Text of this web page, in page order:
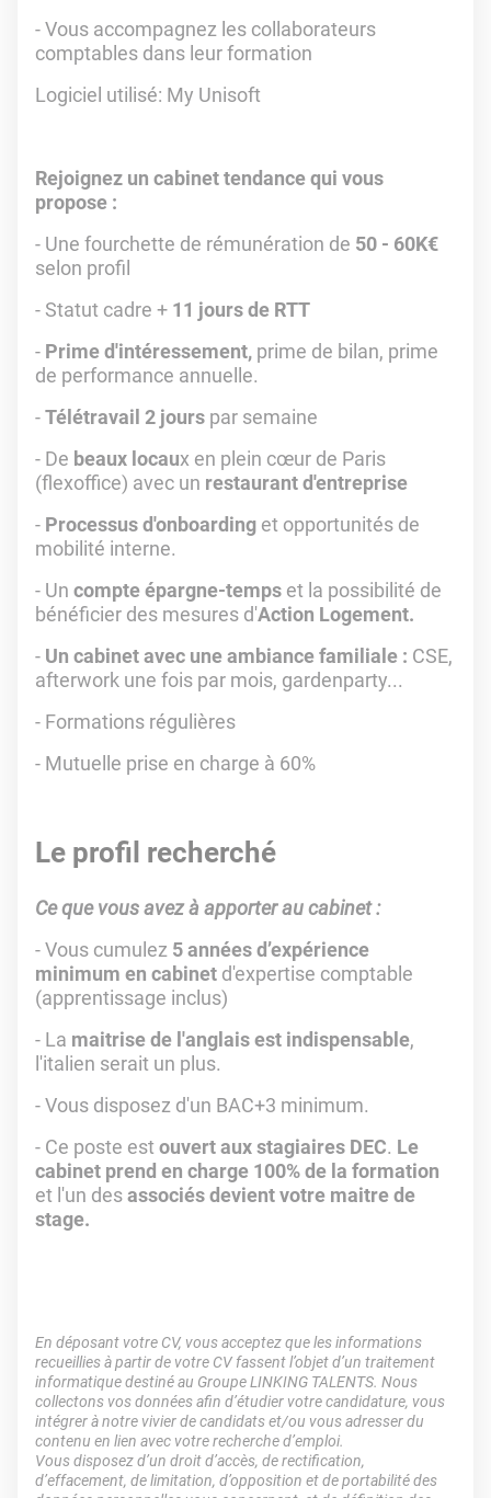
- Vous accompagnez les collaborateurs
comptables dans leur formation
Logiciel utilisé: My Unisoft
Rejoignez un cabinet tendance qui vous
propose :
- Une fourchette de rémunération de 50 - 60K€
selon profil
- Statut cadre + 11 jours de RTT
- Prime d'intéressement, prime de bilan, prime
de performance annuelle.
-Télétravail 2 jours par semaine
- De beaux locaux en plein cœur de Paris
(flexoffice) avec un restaurant d'entreprise
- Processus d'onboarding et opportunités de
mobilité interne.
- Un compte épargne-temps et la possibilité de
bénéficier des mesures d'Action Logement.
- Un cabinet avec une ambiance familiale : CSE,
afterwork une fois par mois, gardenparty...
- Formations régulières
- Mutuelle prise en charge à 60%
Le profil recherché
Ce que vous avez à apporter au cabinet :
- Vous cumulez 5 années d’expérience
minimum en cabinet d'expertise comptable
(apprentissage inclus)
- La maitrise de l'anglais est indispensable,
l'italien serait un plus.
- Vous disposez d'un BAC+3 minimum.
- Ce poste est ouvert aux stagiaires DEC. Le
cabinet prend en charge 100% de la formation
et l'un desassociés devient votre maitre de
stage.
En déposant votre CV, vous acceptez que les informations
recueillies à partir de votre CV fassent l’objet d’un traitement
informatique destiné au Groupe LINKING TALENTS. Nous
collectons vos données afin d’étudier votre candidature, vous
intégrer à notre vivier de candidats et/ou vous adresser du
contenu en lien avec votre recherche d’emploi.
Vous disposez d’un droit d’accès, de rectification,
d’effacement, de limitation, d’opposition et de portabilité des